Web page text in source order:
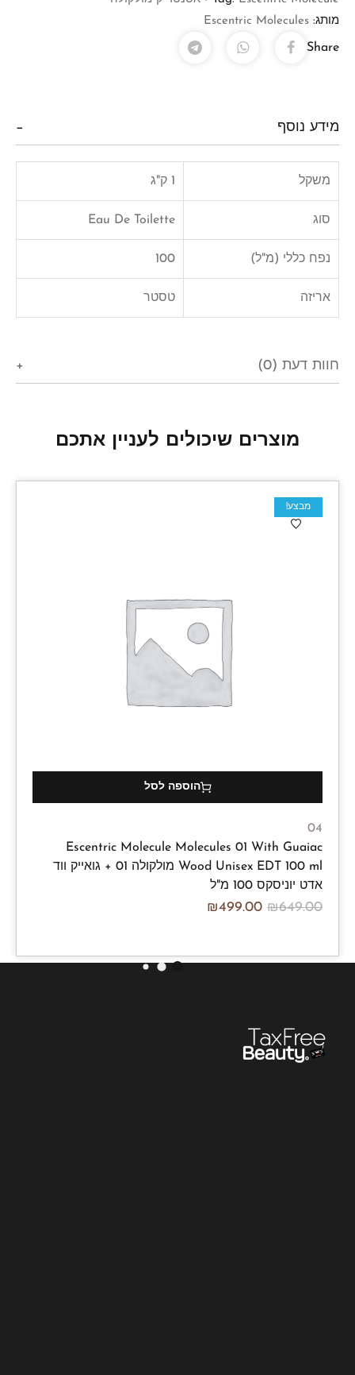
מותג: Escentric Molecules
Share
מידע נוסף
משקל 1 ק"ג
סוג Eau De Toilette
נפח כללי (מ"ל) 100
אריזה טסטר
חוות דעת (0)
מוצרים שיכולים לעניין אתכם
מבצע!
הוספה לסל
04
Escentric Molecule Molecules 01 With Guaiac
Wood Unisex EDT 100 ml מולקולה 01 + גואייק ווד
אדט יוניסקס 100 מ"ל
₪649.00
₪499.00